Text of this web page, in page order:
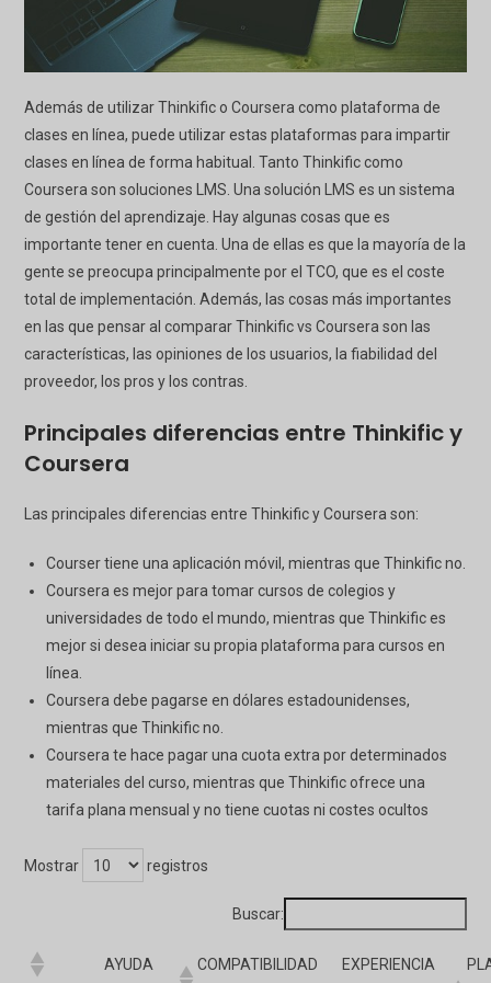
Además de utilizar Thinkific o Coursera como plataforma de
clases en línea, puede utilizar estas plataformas para impartir
clases en línea de forma habitual. Tanto Thinkific como
Coursera son soluciones LMS. Una solución LMS es un sistema
de gestión del aprendizaje. Hay algunas cosas que es
importante tener en cuenta. Una de ellas es que la mayoría de la
gente se preocupa principalmente por el TCO, que es el coste
total de implementación. Además, las cosas más importantes
en las que pensar al comparar Thinkific vs Coursera son las
características, las opiniones de los usuarios, la fiabilidad del
proveedor, los pros y los contras.
Principales diferencias entre Thinkific y
Coursera
Las principales diferencias entre Thinkific y Coursera son:
Courser tiene una aplicación móvil, mientras que Thinkific no.
Coursera es mejor para tomar cursos de colegios y
universidades de todo el mundo, mientras que Thinkific es
mejor si desea iniciar su propia plataforma para cursos en
línea.
Coursera debe pagarse en dólares estadounidenses,
mientras que Thinkific no.
Coursera te hace pagar una cuota extra por determinados
materiales del curso, mientras que Thinkific ofrece una
tarifa plana mensual y no tiene cuotas ni costes ocultos
Mostrar registros
Buscar:
AYUDA
COMPATIBILIDAD
EXPERIENCIA